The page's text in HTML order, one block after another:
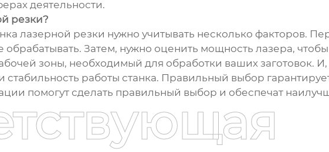
деятельности.
резки?
лазерной резки нужно учитывать несколько факторов.
Затем, нужно оценить мощность лазера,
зоны, необходимый для обработки ваших заготовок.
стабильность работы станка. Правильный выбор
помогут сделать правильный выбор и обеспечат